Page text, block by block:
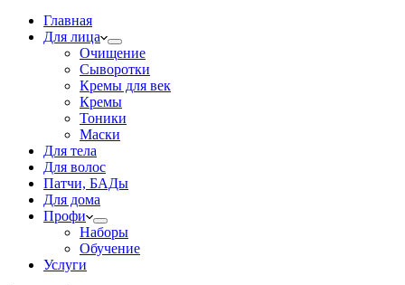
Главная
Для лица
Очищение
Сыворотки
Кремы для век
Кремы
Тоники
Маски
Для тела
Для волос
Патчи, БАДы
Для дома
Профи
Наборы
Обучение
Услуги